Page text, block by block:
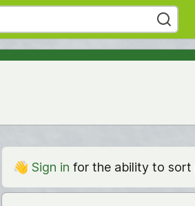
👋 Sign in for the ability to sort